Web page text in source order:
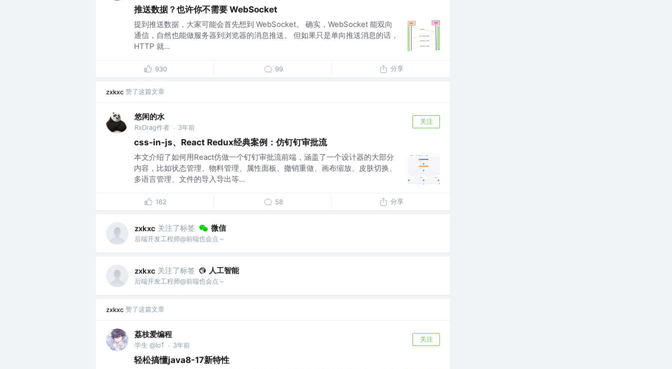
推送数据？也许你不需要 WebSocket
提到推送数据，大家可能会首先想到 WebSocket。 确实，WebSocket 能双向
通信，自然也能做服务器到浏览器的消息推送。 但如果只是单向推送消息的话，
HTTP 就...
930 99 分享
zxkxc 赞了这篇文章
悠闲的水
RxDrag作者 · 3年前
关注
css-in-js、React Redux经典案例：仿钉钉审批流
本文介绍了如何用React仿做一个钉钉审批流前端，涵盖了一个设计器的大部分
内容，比如状态管理、物料管理、属性面板、撤销重做、画布缩放、皮肤切换、
多语言管理、文件的导入导出等...
162 58 分享
zxkxc 关注了标签 微信
后端开发工程师@前端也会点～
zxkxc 关注了标签 人工智能
后端开发工程师@前端也会点～
zxkxc 赞了这篇文章
荔枝爱编程
学生 @IoT · 3年前
关注
轻松搞懂java8-17新特性